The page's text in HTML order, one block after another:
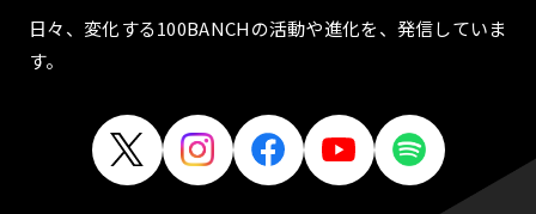
日々、変化する100BANCHの活動や進化を、発信していま
す。